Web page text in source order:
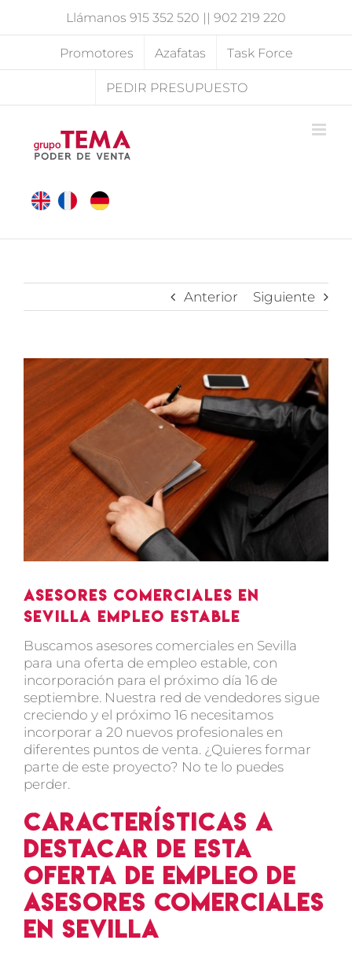
Llámanos 915 352 520 || 902 219 220
Promotores Azafatas Task Force
PEDIR PRESUPUESTO
Anterior Siguiente
Ver
imagen
grande
Asesores comerciales en
Sevilla Empleo estable
Buscamos asesores comerciales en Sevilla
para una oferta de empleo estable, con
incorporación para el próximo día 16 de
septiembre. Nuestra red de vendedores sigue
creciendo y el próximo 16 necesitamos
incorporar a 20 nuevos profesionales en
diferentes puntos de venta. ¿Quieres formar
parte de este proyecto? No te lo puedes
perder.
Características a
destacar de esta
oferta de empleo de
asesores comerciales
en Sevilla